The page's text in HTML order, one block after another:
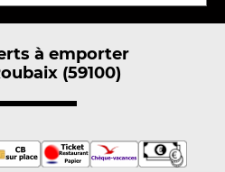
à emporter
(59100)